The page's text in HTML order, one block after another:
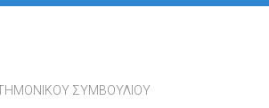
ΣΥΜΒΟΥΛΙΟΥ